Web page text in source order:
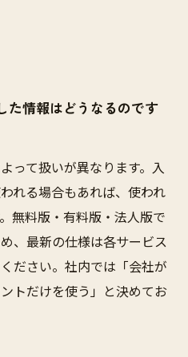
た情報はどうなるのです
って扱いが異なります。入
れる場合もあれば、使われ
無料版・有料版・法人版で
、最新の仕様は各サービス
ださい。社内では「会社が
トだけを使う」と決めてお